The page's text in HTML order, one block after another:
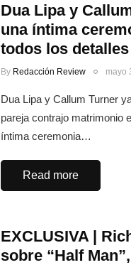
Dua Lipa y
una íntima
todos los
By Redacción Review mayo
Dua Lipa y Callum Turner
pareja contrajo matrimonio
íntima ceremonia…
Read more
EXCLUSIVA |
sobre “Half